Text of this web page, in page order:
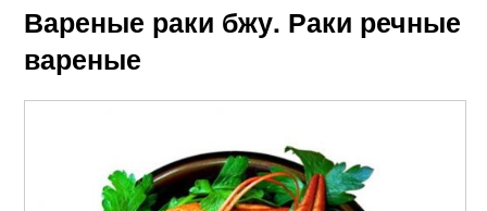
Вареные раки бжу. Раки речные
вареные